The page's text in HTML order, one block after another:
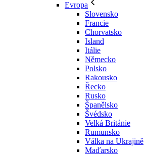
Evropa
Slovensko
Francie
Chorvatsko
Island
Itálie
Německo
Polsko
Rakousko
Řecko
Rusko
Španělsko
Švédsko
Velká Británie
Rumunsko
Válka na Ukrajině
Maďarsko